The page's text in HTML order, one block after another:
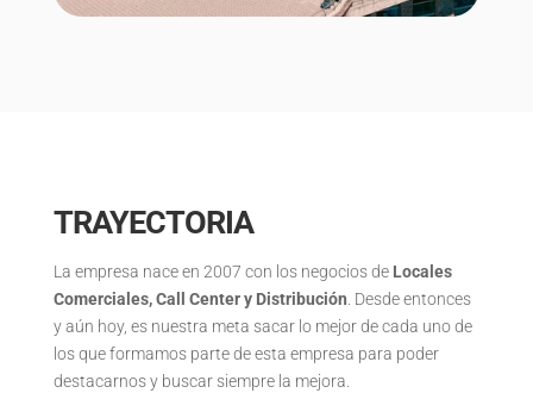
TRAYECTORIA
La empresa nace en 2007 con los negocios de Locales
Comerciales, Call Center y Distribución . Desde entonces
y aún hoy, es nuestra meta sacar lo mejor de cada uno de
los que formamos parte de esta empresa para poder
destacarnos y buscar siempre la mejora.